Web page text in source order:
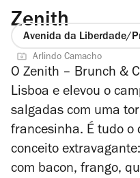
Zenith
Avenida da Liberdade/
Arlindo Camacho
O Zenith – Brunch &
Lisboa e elevou o
salgadas com uma
francesinha. É tudo o
conceito
com bacon, frango,